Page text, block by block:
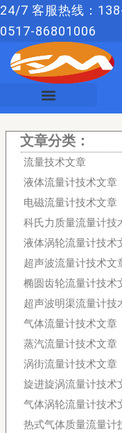
跳
至
24/7 客服热线：
0517-86801006
文章分类：
流量技术文章
液体流量计技术文章
电磁流量计技术文章
科氏力质量流量计技
液体涡轮流量计技术
超声波流量计技术文
椭圆齿轮流量计技术
超声波明渠流量计技
气体流量计技术文章
蒸汽流量计技术文章
涡街流量计技术文章
旋进旋涡流量计技术
气体涡轮流量计技术
热式气体质量流量计